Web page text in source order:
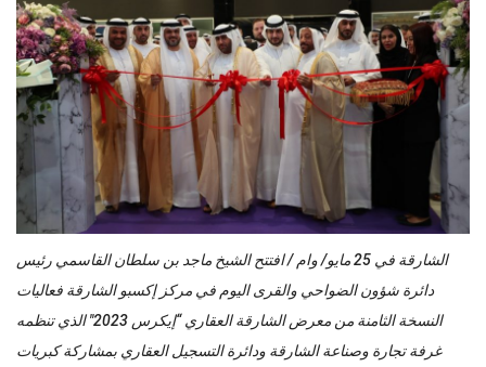
الشارقة في 25 مايو/ وام / افتتح الشيخ ماجد بن سلطان القاسمي رئيس
دائرة شؤون الضواحي والقرى اليوم في مركز إكسبو الشارقة فعاليات
النسخة الثامنة من معرض الشارقة العقاري “إيكرس 2023″ الذي تنظمه
غرفة تجارة وصناعة الشارقة ودائرة التسجيل العقاري بمشاركة كبريات